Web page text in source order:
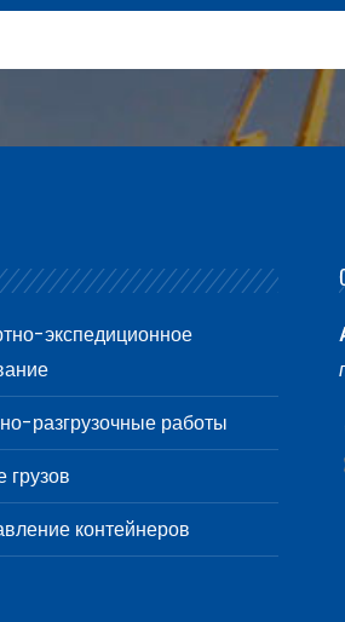
экспедиционное
разгрузочные работы
грузов
контейнеров